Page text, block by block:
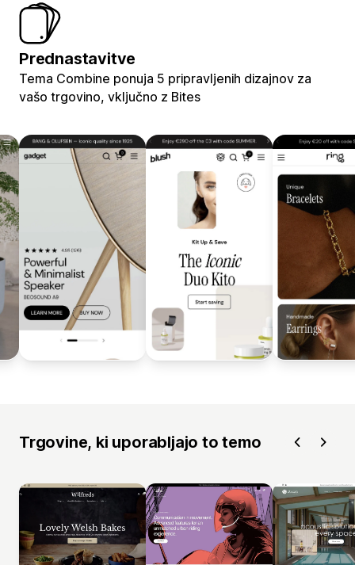
Prednastavitve
Tema Combine ponuja 5 pripravljenih dizajnov za
vašo trgovino, vključno z Bites
Trgovine, ki uporabljajo to temo